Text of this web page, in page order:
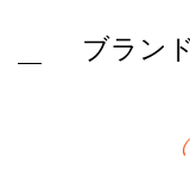
ビキニボトム 青
Spandex (LYCRA) -
裏地: 84%
(LYCRA) - OEKO-
ブラン